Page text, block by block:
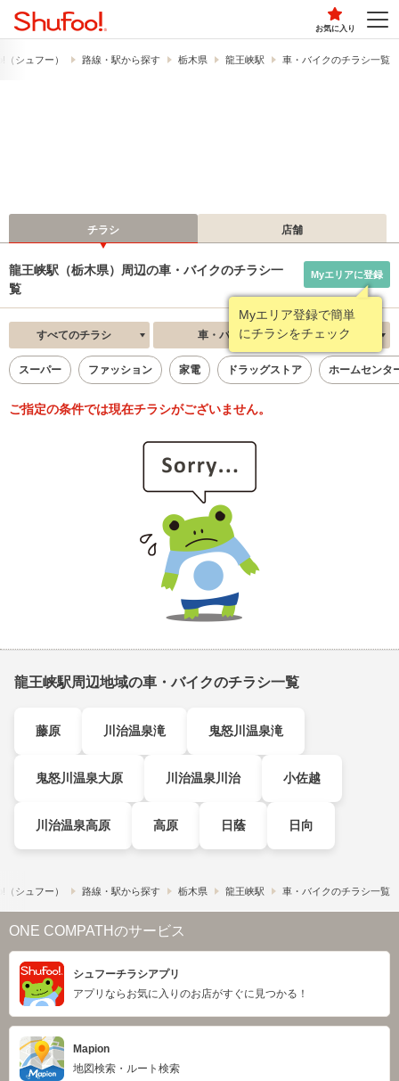
お気に入り
シュフー） 路線・駅から探す 栃木県 龍王峡駅 車・バイクのチラシ一覧
チラシ 店舗
龍王峡駅（栃木県）周辺の車・バイクのチラシ一
覧
Myエリア登録で簡単
にチラシをチェック
Myエリアに登録
すべてのチラシ 車・バイク 新着順
スーパー ファッション 家電 ドラッグストア ホームセンタ
ご指定の条件では現在チラシがございません。
龍王峡駅周辺地域の車・バイクのチラシ一覧
藤原 川治温泉滝 鬼怒川温泉滝
鬼怒川温泉大原 川治温泉川治 小佐越
川治温泉高原 高原 日蔭 日向
シュフー） 路線・駅から探す 栃木県 龍王峡駅 車・バイクのチラシ一覧
ONE COMPATHのサービス
シュフーチラシアプリ
アプリならお気に入りのお店がすぐに見つかる！
Mapion
地図検索・ルート検索